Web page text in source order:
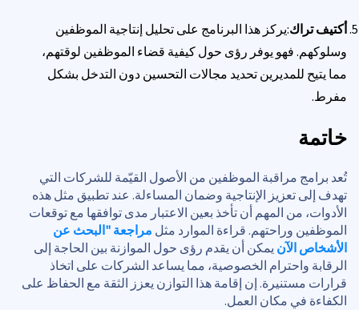
أكتيف تراك:يركز هذا البرنامج على تحليل إنتاجية الموظفين
وسلوكهم. فهو يوفر رؤى حول كيفية قضاء الموظفين لوقتهم،
مما يتيح للمديرين تحديد مجالات التحسين دون التدخل بشكل
مفرط.
خاتمة
تُعد برامج مراقبة الموظفين من الأصول القيّمة للشركات التي
تهدف إلى تعزيز الإنتاجية وضمان المساءلة. عند تطبيق مثل هذه
الأدوات، من المهم أن تأخذ بعين الاعتبار مدى توافقها مع توقعات
الموظفين وراحتهم. قراءة الموارد مثل مراجعة "البحث عن
الأشخاص الآن يمكن أن يقدم رؤى حول الموازنة بين الحاجة إلى
الرقابة واحترام الخصوصية، مما يساعد الشركات على اتخاذ
قرارات مستنيرة. إن إقامة هذا التوازن يعزز الثقة مع الحفاظ على
الكفاءة في مكان العمل.